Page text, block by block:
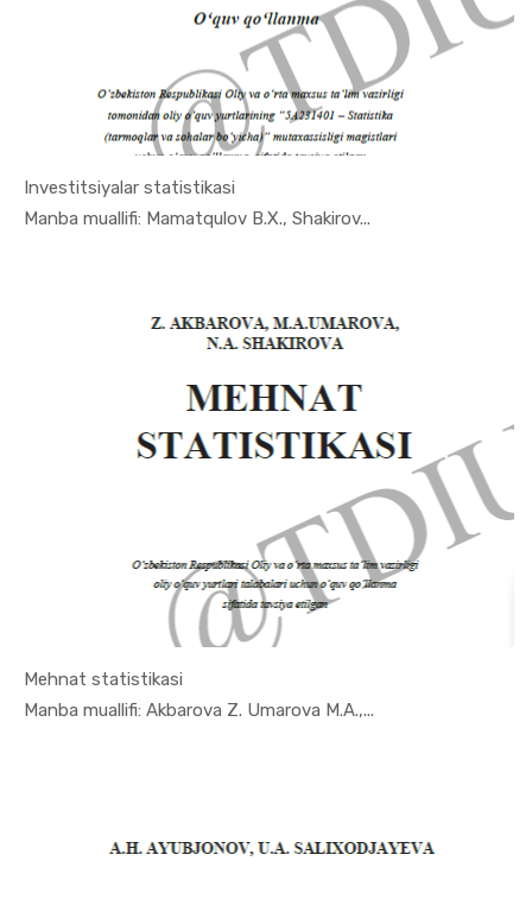
Investitsiyalar statistikasi
Manba muallifi: Mamatqulov B.X., Shakirov...
In Ekonome...
Mehnat statistikasi
Manba muallifi: Akbarova Z. Umarova M.A.,...
In Ekonome...